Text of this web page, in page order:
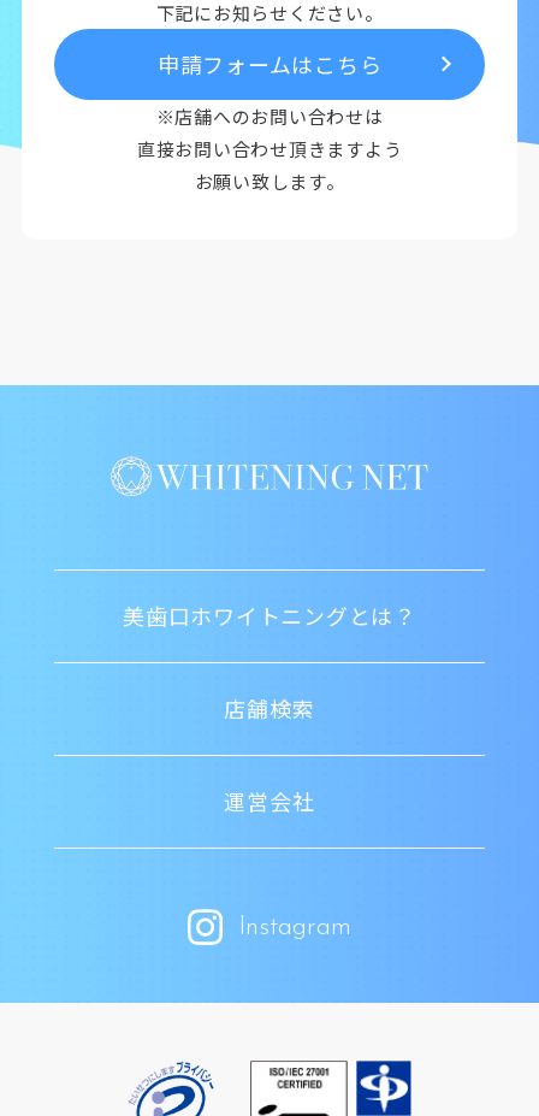
下記にお知らせください。
申請フォームはこちら
※店舗へのお問い合わせは
直接お問い合わせ頂きますよう
お願い致します。
美歯口ホワイトニングとは？
店舗検索
運営会社
Instagram